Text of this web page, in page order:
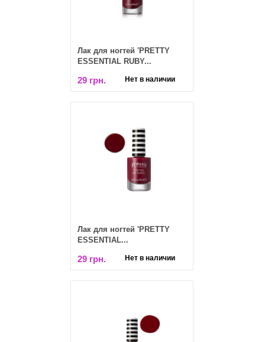
Лак для ногтей 'PRETTY
ESSENTIAL RUBY...
29 грн. Нет в наличии
Лак для ногтей 'PRETTY
ESSENTIAL...
29 грн. Нет в наличии